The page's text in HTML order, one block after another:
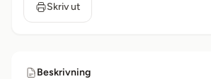
Skriv ut
Beskrivning